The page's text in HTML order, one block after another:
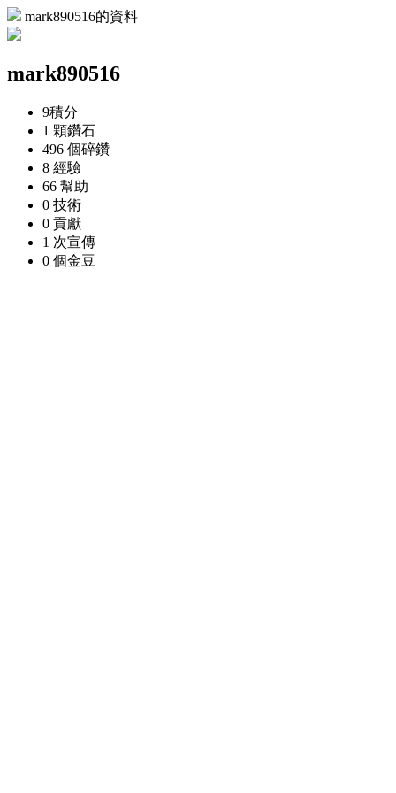
mark890516的資料
mark890516
9積分
1 顆鑽石
496 個碎鑽
8 經驗
66 幫助
0 技術
0 貢獻
1 次宣傳
0 個金豆